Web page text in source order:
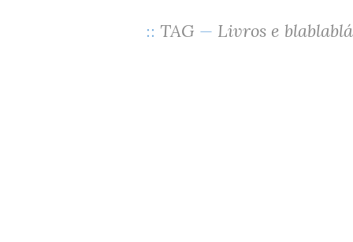
:: TAG — Livros e blablablá